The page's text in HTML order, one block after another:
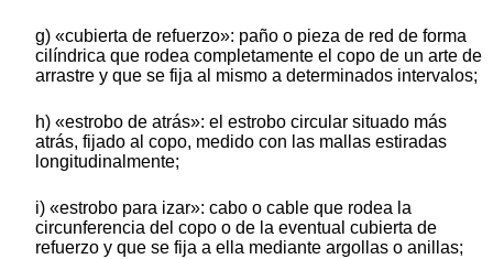
g) «cubierta de refuerzo»: paño o pieza de red de forma
cilíndrica que rodea completamente el copo de un arte de
arrastre y que se fija al mismo a determinados intervalos;
h) «estrobo de atrás»: el estrobo circular situado más
atrás, fijado al copo, medido con las mallas estiradas
longitudinalmente;
i) «estrobo para izar»: cabo o cable que rodea la
circunferencia del copo o de la eventual cubierta de
refuerzo y que se fija a ella mediante argollas o anillas;